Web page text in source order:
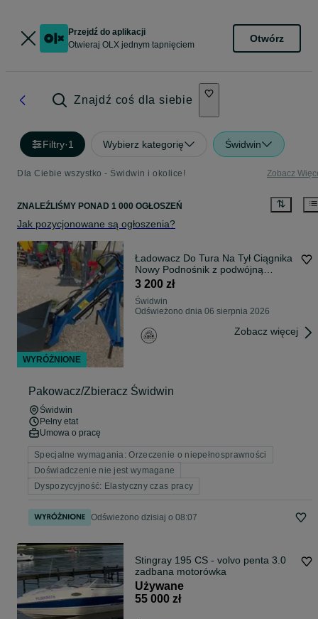
Przejdź do aplikacji
Otwieraj OLX jednym tapnięciem
Otwórz
Znajdź coś dla siebie
Filtry·1 Wybierz kategorię Świdwin
Dla Ciebie wszystko - Świdwin i okolice! Zobacz
ZNALEŹLIŚMY PONAD 1 000 OGŁOSZEŃ
Jak pozycjonowane są ogłoszenia?
Ładowacz Do Tura Na Tył Ciągnika
Nowy Podnośnik z podwójną
Hydrauliką
3 200 zł
Świdwin
Odświeżono dnia 06 sierpnia 2026
Zobacz więcej
Pakowacz/Zbieracz Świdwin
Świdwin
Pełny etat
Umowa o pracę
Specjalne wymagania: Orzeczenie o niepełnosprawności
Doświadczenie nie jest wymagane
Dyspozycyjność: Elastyczny czas pracy
Odświeżono dzisiaj o 08:07
Stingray 195 CS - volvo penta 3.0
zadbana motorówka
Używane
55 000 zł
WYRÓŻNIONE